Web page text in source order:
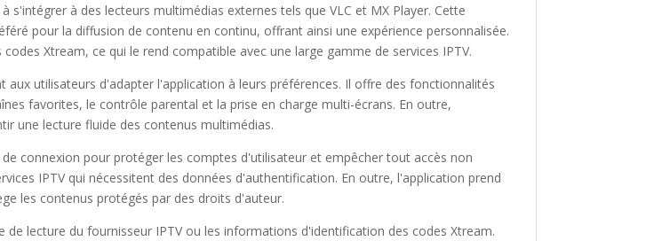
s'intégrer à des lecteurs multimédias externes tels que VLC et MX Player. Cette
pour la diffusion de contenu en continu, offrant ainsi une expérience personnalisée.
Xtream, ce qui le rend compatible avec une large gamme de services IPTV.
utilisateurs d'adapter l'application à leurs préférences. Il offre des fonctionnalités
favorites, le contrôle parental et la prise en charge multi-écrans. En outre,
une lecture fluide des contenus multimédias.
connexion pour protéger les comptes d'utilisateur et empêcher tout accès non
IPTV qui nécessitent des données d'authentification. En outre, l'application prend
les contenus protégés par des droits d'auteur.
lecture du fournisseur IPTV ou les informations d'identification des codes Xtream.